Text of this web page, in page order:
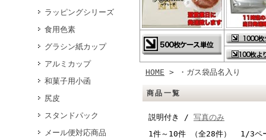
ラッピングシリーズ
食用色素
グラシン紙カップ
アルミカップ
和菓子用小函
尻皮
スタンドパック
メール便対応商品
HOME > ・ガス袋品名入り
商品一覧
説明付き / 写真のみ
1件～10件 （全28件） 1/3ペ